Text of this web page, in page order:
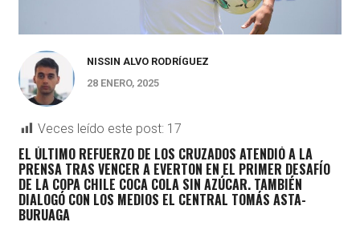
NISSIN ALVO RODRÍGUEZ
28 ENERO, 2025
Veces leído este post: 17
EL ÚLTIMO REFUERZO DE LOS CRUZADOS ATENDIÓ A LA
PRENSA TRAS VENCER A EVERTON EN EL PRIMER DESAFÍO
DE LA COPA CHILE COCA COLA SIN AZÚCAR. TAMBIÉN
DIALOGÓ CON LOS MEDIOS EL CENTRAL TOMÁS ASTA-
BURUAGA